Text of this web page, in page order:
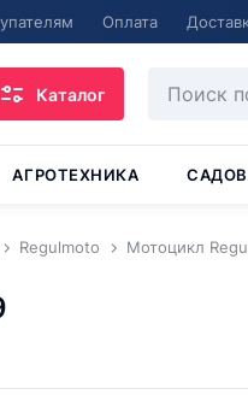
Оплата
Каталог
АГРОТЕХНИКА
Regulmoto Мотоцикл